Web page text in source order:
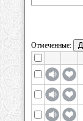
Отмеченные: